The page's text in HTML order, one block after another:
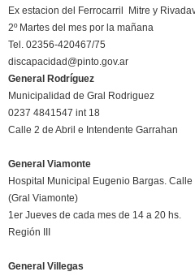
Ex estacion del Ferrocarril Mitre y
2º Martes del mes por la mañana
Tel. 02356-420467/75
discapacidad@pinto.gov.ar
General Rodríguez
Municipalidad de Gral Rodriguez
0237 4841547 int 18
Calle 2 de Abril e Intendente Garrahan
General Viamonte
Hospital Municipal Eugenio Bargas.
(Gral Viamonte)
1er Jueves de cada mes de 14 a 20 hs.
Región III
General Villegas